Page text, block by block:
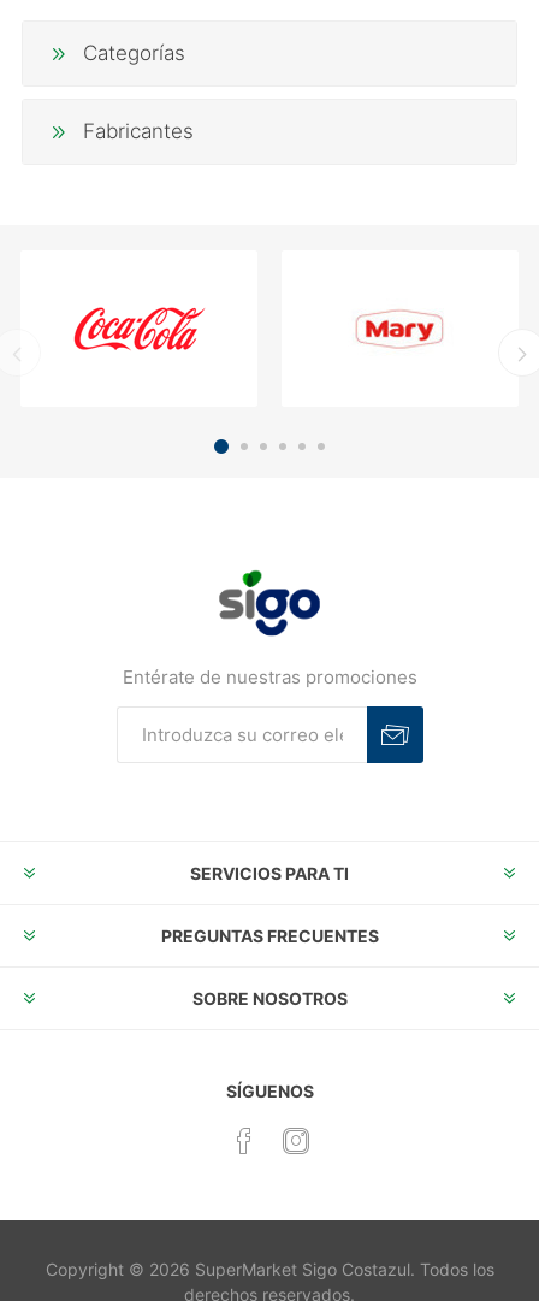
Categorías
Fabricantes
Entérate de nuestras promociones
SERVICIOS PARA TI
PREGUNTAS FRECUENTES
SOBRE NOSOTROS
SÍGUENOS
Copyright © 2026 SuperMarket Sigo Costazul. Todos los
derechos reservados.